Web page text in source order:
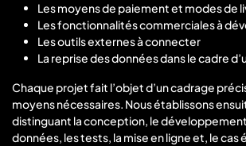
Les moyens de paiement et modes de
Les fonctionnalités commerciales à
Les outils externes à connecter
La reprise des données dans le cadre
Chaque projet fait l’objet d’un cadrage
moyens nécessaires. Nous établissons
distinguant la conception, le
données, les tests, la mise en ligne et, le cas